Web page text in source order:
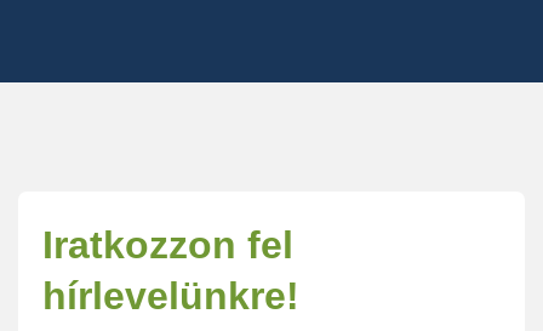
Iratkozzon fel
hírlevelünkre!